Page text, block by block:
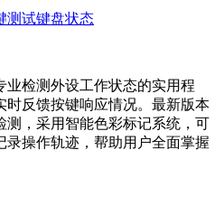
测试键盘状态
业检测外设工作状态的实用程
时反馈按键响应情况。最新版本
测，采用智能色彩标记系统，可
录操作轨迹，帮助用户全面掌握